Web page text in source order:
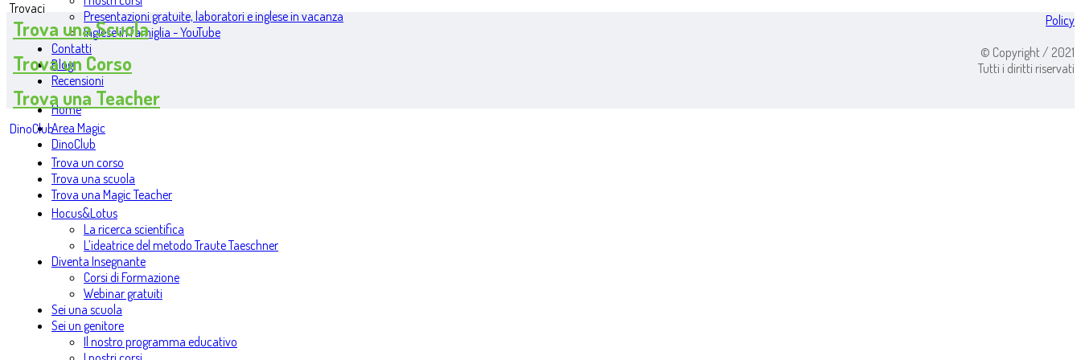
Presentazioni gratuite, laboratori e inglese in vacanza
Inglese in famiglia - YouTube
Contatti
Blog
Recensioni
Home
Area Magic
DinoClub
Trova un corso
Trova una scuola
Trova una Magic Teacher
Hocus&Lotus
La ricerca scientifica
L’ideatrice del metodo Traute Taeschner
Diventa Insegnante
Corsi di Formazione
Webinar gratuiti
Sei una scuola
Sei un genitore
Il nostro programma educativo
Trovaci
Trova una Scuola
Trova un Corso
Trova una Teacher
DinoClub
Policy
© Copyright / 2021
Tutti i diritti riservati